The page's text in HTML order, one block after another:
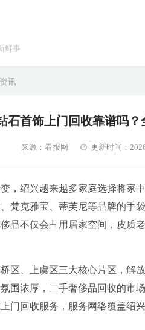
鲜事
讯
石首饰上门回收靠谱吗
来源：看报网 更新时间：
，绍兴越来越多家庭选择将家
梵克雅宝、蒂芙尼等品牌的手
品不仅会占用居家空间，皮质
区、上虞区三大核心片区，解
围浓厚，二手奢侈品回收的市
门回收服务，服务网络覆盖绍